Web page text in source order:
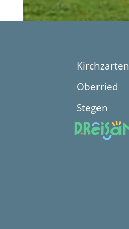
Kirchzarten
Oberried
Stegen